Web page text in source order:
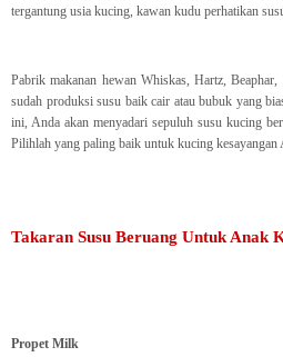
tergantung usia kucing, kawan kudu perhatikan
Pabrik makanan hewan Whiskas, Hartz,
sudah produksi susu baik cair atau bubuk yang
ini, Anda akan menyadari sepuluh susu kucing
Pilihlah yang paling baik untuk kucing kesayangan
Takaran Susu Beruang Untuk Anak
Propet Milk